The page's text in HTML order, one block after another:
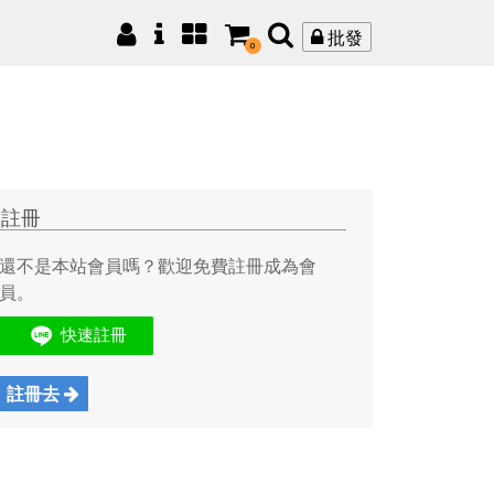
0 批發
註冊
不是本站會員嗎？歡迎免費註冊成為會
。
註冊去